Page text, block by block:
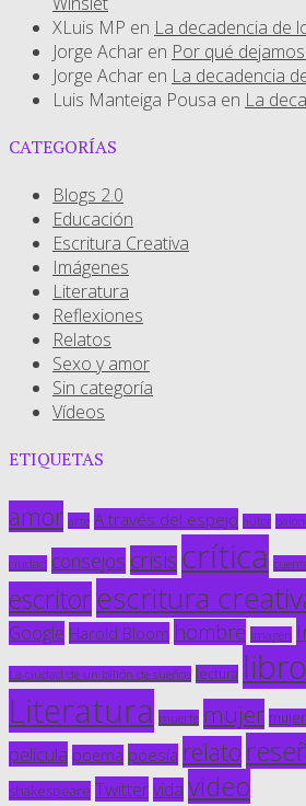
XLuis MP en La decadencia de
Jorge Achar en Por qué
Jorge Achar en La decadencia
Luis Manteiga Pousa en La
CATEGORÍAS
Blogs 2.0
Educación
Escritura Creativa
Imágenes
Literatura
Reflexiones
Relatos
Sexo y amor
Sin categoría
Vídeos
ETIQUETAS
amor arte A través del espejo autor
ciudad consejos crisis crítica
escritorescritura
Google Harold Bloom hombre imagen
La ciudad de un billón de sueños lectura libro
Literatura muerte mujer
película poema poesía relato
shakespeare Twittervida video